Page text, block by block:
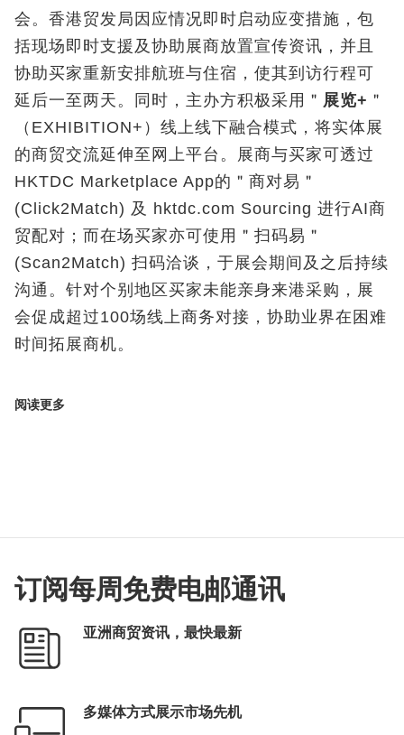
会。香港贸发局因应情况即时启动应变措施，包
括现场即时支援及协助展商放置宣传资讯，并且
协助买家重新安排航班与住宿，使其到访行程可
延后一至两天。同时，主办方积极采用＂ 展览+ ＂
（EXHIBITION+ ）线上线下融合模式，将实体展
的商贸交流延伸至网上平台。展商与买家可透过
HKTDC Marketplace App的＂商对易＂
(Click2Match) 及 hktdc.com Sourcing 进行AI商
贸配对；而在场买家亦可使用＂扫码易＂
(Scan2Match) 扫码洽谈，于展会期间及之后持续
沟通。针对个别地区买家未能亲身来港采购，展
会促成超过100场线上商务对接，协助业界在困难
时间拓展商机。
阅读更多
订阅每周免费电邮通讯
亚洲商贸资讯，最快最新
多媒体方式展示市场先机